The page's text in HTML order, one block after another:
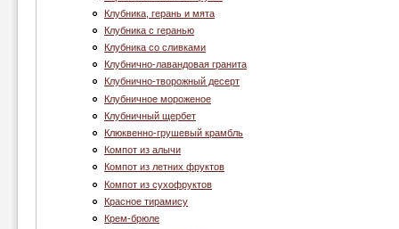
Клубника, герань и мята
Клубника c геранью
Клубника со сливками
Клубнично-лавандовая гранита
Клубнично-творожный десерт
Клубничное мороженое
Клубничный щербет
Клюквенно-грушевый крамбль
Компот из алычи
Компот из летних фруктов
Компот из сухофруктов
Красное тирамису
Крем-брюле